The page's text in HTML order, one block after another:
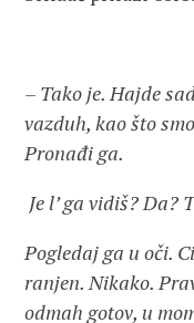
– Tako je. Hajde
vazduh, kao što
Pronađi ga.
Je l’ ga vidiš? Da?
Pogledaj ga u oči.
ranjen. Nikako.
odmah gotov, u